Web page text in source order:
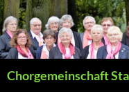
Chorgemeinschaft